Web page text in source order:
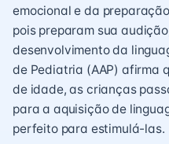
emocional e da
pois preparam sua
desenvolvimento da
de Pediatria (AAP) afirma
de idade, as crianças
para a aquisição de
perfeito para estimulá-las.